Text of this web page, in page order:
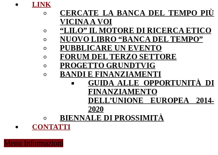
LINK
CERCATE LA BANCA DEL TEMPO PIÙ
VICINA A VOI
“LILO” IL MOTORE DI RICERCA ETICO
NUOVO LIBRO “BANCA DEL TEMPO”
PUBBLICARE UN EVENTO
FORUM DEL TERZO SETTORE
PROGETTO GRUNDTVIG
BANDI E FINANZIAMENTI
GUIDA ALLE OPPORTUNITÀ DI
FINANZIAMENTO
DELL’UNIONE EUROPEA 2014-
2020
BIENNALE DI PROSSIMITÀ
CONTATTI
Menu Informazioni